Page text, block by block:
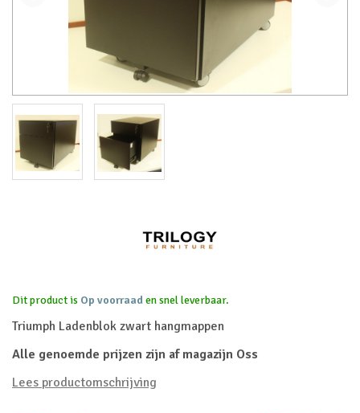
Dit product is Op voorraaden snel leverbaar.
Triumph Ladenblok zwart hangmappen
Alle genoemde prijzen zijn af magazijn Oss
Lees productomschrijving